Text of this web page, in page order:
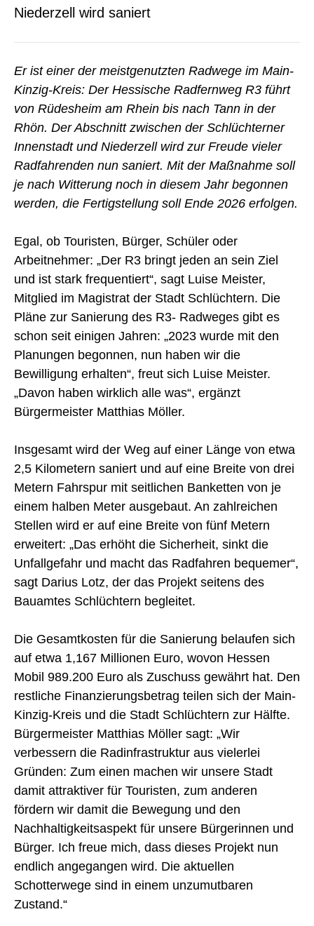
Niederzell wird saniert
Er ist einer der meistgenutzten Radwege im Main-
Kinzig-Kreis: Der Hessische Radfernweg R3 führt
von Rüdesheim am Rhein bis nach Tann in der
Rhön. Der Abschnitt zwischen der Schlüchterner
Innenstadt und Niederzell wird zur Freude vieler
Radfahrenden nun saniert. Mit der Maßnahme soll
je nach Witterung noch in diesem Jahr begonnen
werden, die Fertigstellung soll Ende 2026 erfolgen.
Egal, ob Touristen, Bürger, Schüler oder
Arbeitnehmer: „Der R3 bringt jeden an sein Ziel
und ist stark frequentiert“, sagt Luise Meister,
Mitglied im Magistrat der Stadt Schlüchtern. Die
Pläne zur Sanierung des R3- Radweges gibt es
schon seit einigen Jahren: „2023 wurde mit den
Planungen begonnen, nun haben wir die
Bewilligung erhalten“, freut sich Luise Meister.
„Davon haben wirklich alle was“, ergänzt
Bürgermeister Matthias Möller.
Insgesamt wird der Weg auf einer Länge von etwa
2,5 Kilometern saniert und auf eine Breite von drei
Metern Fahrspur mit seitlichen Banketten von je
einem halben Meter ausgebaut. An zahlreichen
Stellen wird er auf eine Breite von fünf Metern
erweitert: „Das erhöht die Sicherheit, sinkt die
Unfallgefahr und macht das Radfahren bequemer“,
sagt Darius Lotz, der das Projekt seitens des
Bauamtes Schlüchtern begleitet.
Die Gesamtkosten für die Sanierung belaufen sich
auf etwa 1,167 Millionen Euro, wovon Hessen
Mobil 989.200 Euro als Zuschuss gewährt hat. Den
restliche Finanzierungsbetrag teilen sich der Main-
Kinzig-Kreis und die Stadt Schlüchtern zur Hälfte.
Bürgermeister Matthias Möller sagt: „Wir
verbessern die Radinfrastruktur aus vielerlei
Gründen: Zum einen machen wir unsere Stadt
damit attraktiver für Touristen, zum anderen
fördern wir damit die Bewegung und den
Nachhaltigkeitsaspekt für unsere Bürgerinnen und
Bürger. Ich freue mich, dass dieses Projekt nun
endlich angegangen wird. Die aktuellen
Schotterwege sind in einem unzumutbaren
Zustand.“